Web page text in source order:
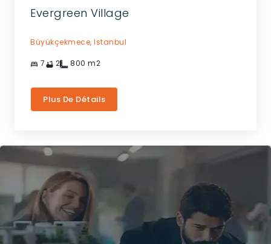
Evergreen Village
Büyükçekmece, Istanbul
7 2 800 m2
Plus De Détails